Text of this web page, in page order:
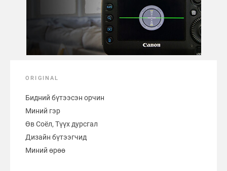
ORIGINAL
Бидний бүтээсэн орчин
Миний гэр
Өв Соёл, Түүх дурсгал
Дизайн бүтээгчид
Миний өрөө